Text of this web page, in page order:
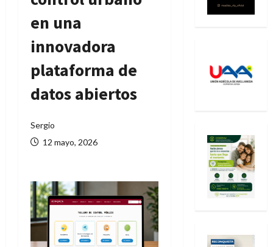
en una
innovadora
plataforma de
datos abiertos
Sergio
12 mayo, 2026